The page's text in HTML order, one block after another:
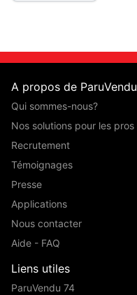
A propos de ParuVendu
Qui sommes-nous?
Nos solutions pour les pros
Recrutement
Témoignages
Presse
Applications
Nous contacter
Aide - FAQ
Liens utiles
ParuVendu 74